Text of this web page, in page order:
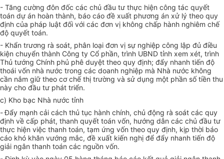
- Tăng cường đôn đốc các chủ đầu tư thực hiện công tác quyết
toán dự án hoàn thành, báo cáo đề xuất phương án xử lý theo quy
định của pháp luật đối với các đơn vị không chấp hành nghiêm chế
độ quyết toán.
- Khẩn trương rà soát, phân loại đơn vị sự nghiệp công lập đủ điều
kiện chuyển thành Công ty Cổ phần, trình UBND tỉnh xem xét, trình
Thủ tướng Chính phủ phê duyệt theo quy định; đẩy nhanh tiến độ
thoái vốn nhà nước trong các doanh nghiệp mà Nhà nước không
cần nắm giữ theo cơ chế thị trường và sử dụng một phần số tiền thu
này cho đầu tư phát triển.
c) Kho bạc Nhà nước tỉnh
-Đẩy mạnh cải cách thủ tục hành chính, chủ động rà soát các quy
định về cấp phát, thanh quyết toán vốn, hướng dẫn các chủ đầu tư
thực hiện việc thanh toán, tạm ứng vốn theo quy định, kịp thời báo
cáo khó khăn vướng mắc, đề xuất kiến nghị để đẩy nhanh tiến độ
giải ngân thanh toán các nguồn vốn.